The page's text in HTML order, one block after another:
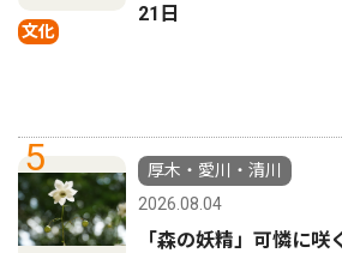
文化
21日
5
厚木・愛川・清川
2026.08.04
「森の妖精」可憐に